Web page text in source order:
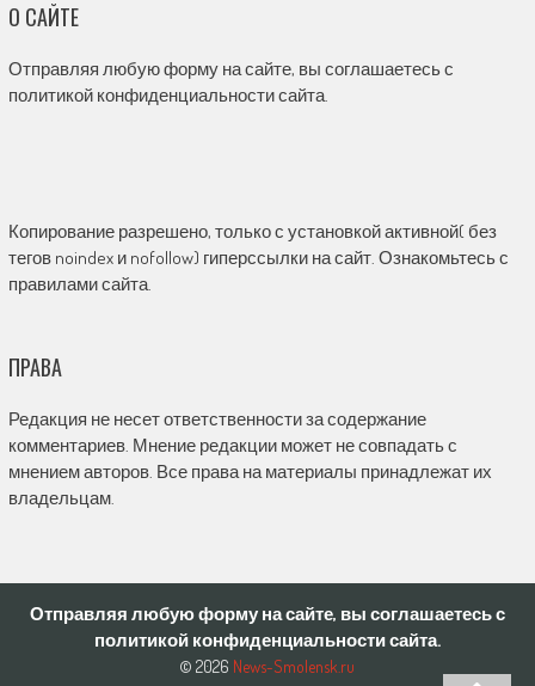
О САЙТЕ
Отправляя любую форму на сайте, вы соглашаетесь с
политикой конфиденциальности сайта.
Копирование разрешено, только с установкой активной( без
тегов noindex и nofollow) гиперссылки на сайт. Ознакомьтесь с
правилами сайта.
ПРАВА
Редакция не несет ответственности за содержание
комментариев. Мнение редакции может не совпадать с
мнением авторов. Все права на материалы принадлежат их
владельцам.
Отправляя любую форму на сайте, вы соглашаетесь с
политикой конфиденциальности сайта.
© 2026 News-Smolensk.ru